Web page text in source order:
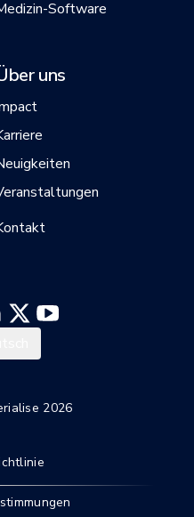
Software
uns
2026